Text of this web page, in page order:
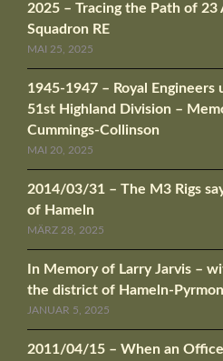
2025 – Tracing the Path of 23
Squadron RE
MAI 25, 2025
1945-1947 – Royal Engineers
51st Highland Division –
Cummings-Collinson
MAI 20, 2025
2014/03/31 – The M3 Rigs
of Hameln
MÄRZ 28, 2025
In Memory of Larry Jarvis –
the district of Hameln-
JANUAR 5, 2025
2011/04/15 – When an